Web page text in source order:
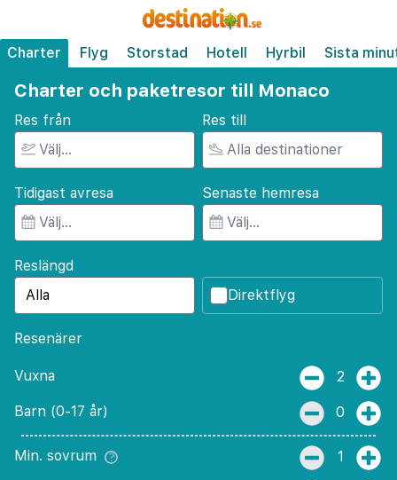
Charter Flyg Storstad Hotell Hyrbil Sista
Charter och paketresor till Monaco
Res från Res till
Tidigast avresa Senaste hemresa
Reslängd
Direktflyg
Resenärer
Vuxna 2
Barn (0-17 år) 0
Min. sovrum 1